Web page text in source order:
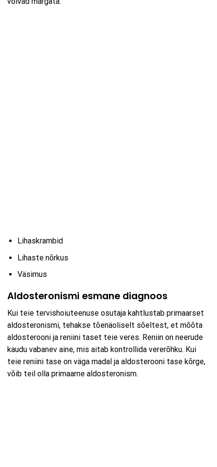
Lihaskrambid
Lihaste nõrkus
Väsimus
Aldosteronismi esmane diagnoos
Kui teie tervishoiuteenuse osutaja kahtlustab primaarset
aldosteronismi, tehakse tõenäoliselt sõeltest, et mõõta
aldosterooni ja reniini taset teie veres. Reniin on neerude
kaudu vabanev aine, mis aitab kontrollida vererõhku. Kui
teie reniini tase on väga madal ja aldosterooni tase kõrge,
võib teil olla primaarne aldosteronism.